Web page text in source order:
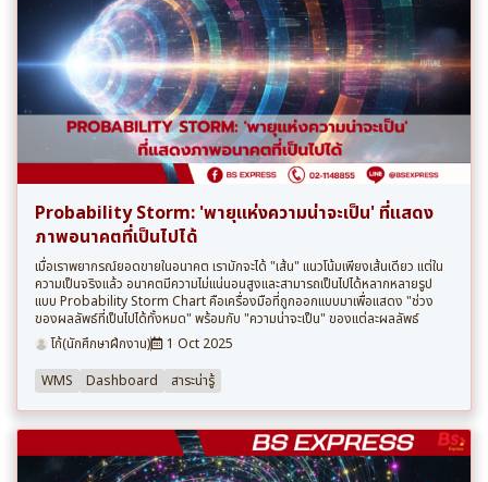
Probability Storm: 'พายุแห่งความน่าจะเป็น' ที่แสดง
ภาพอนาคตที่เป็นไปได้
เมื่อเราพยากรณ์ยอดขายในอนาคต เรามักจะได้ "เส้น" แนวโน้มเพียงเส้นเดียว แต่ใน
ความเป็นจริงแล้ว อนาคตมีความไม่แน่นอนสูงและสามารถเป็นไปได้หลากหลายรูป
แบบ Probability Storm Chart คือเครื่องมือที่ถูกออกแบบมาเพื่อแสดง "ช่วง
ของผลลัพธ์ที่เป็นไปได้ทั้งหมด" พร้อมกับ "ความน่าจะเป็น" ของแต่ละผลลัพธ์
โก้(นักศึกษาฝึกงาน)
1 Oct 2025
WMS
Dashboard สาระน่ารู้